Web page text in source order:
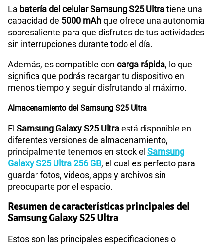
La batería del celular Samsung S25 Ultratiene una
capacidad de 5000 mAhque ofrece una autonomía
sobresaliente para que disfrutes de tus actividades
sin interrupciones durante todo el día.
Además, es compatible con carga rápida, lo que
significa que podrás recargar tu dispositivo en
menos tiempo y seguir disfrutando al máximo.
Almacenamiento del Samsung S25 Ultra
El Samsung Galaxy S25 Ultraestá disponible en
diferentes versiones de almacenamiento,
principalmente tenemos en stock el Samsung
Galaxy S25 Ultra 256 GB, el cual es perfecto para
guardar fotos, videos, apps y archivos sin
preocuparte por el espacio.
Resumen de características principales del
Samsung Galaxy S25 Ultra
Estos son las principales especificaciones o